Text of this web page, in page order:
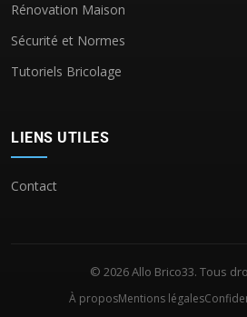
Rénovation Maison
Sécurité et Normes
Tutoriels Bricolage
LIENS UTILES
Contact
© 2026 Allo Brico33. Tous
À proposMentions légales